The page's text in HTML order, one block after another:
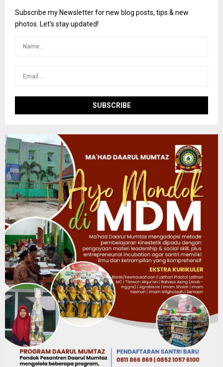
o
r
Subscribe my Newsletter for new blog posts, tips & new
photos. Let's stay updated!